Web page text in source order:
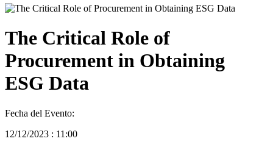
The Critical Role of
Procurement in Obtaining
ESG Data
Fecha del Evento:
12/12/2023 : 11:00